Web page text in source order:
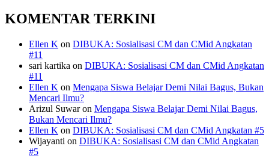
KOMENTAR TERKINI
Ellen K on DIBUKA: Sosialisasi CM dan CMid Angkatan
#11
sari kartika on DIBUKA: Sosialisasi CM dan CMid Angkatan
#11
Ellen K on Mengapa Siswa Belajar Demi Nilai Bagus, Bukan
Mencari Ilmu?
Arizul Suwaron Mengapa Siswa Belajar Demi Nilai Bagus,
Bukan Mencari Ilmu?
Ellen K on DIBUKA: Sosialisasi CM dan CMid Angkatan #5
Wijayanti on DIBUKA: Sosialisasi CM dan CMid Angkatan
#5